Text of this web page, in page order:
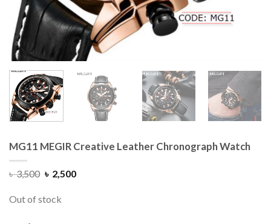
MG11 MEGIR Creative Leather Chronograph Watch
৳3,500 ৳ 2,500
Out of stock